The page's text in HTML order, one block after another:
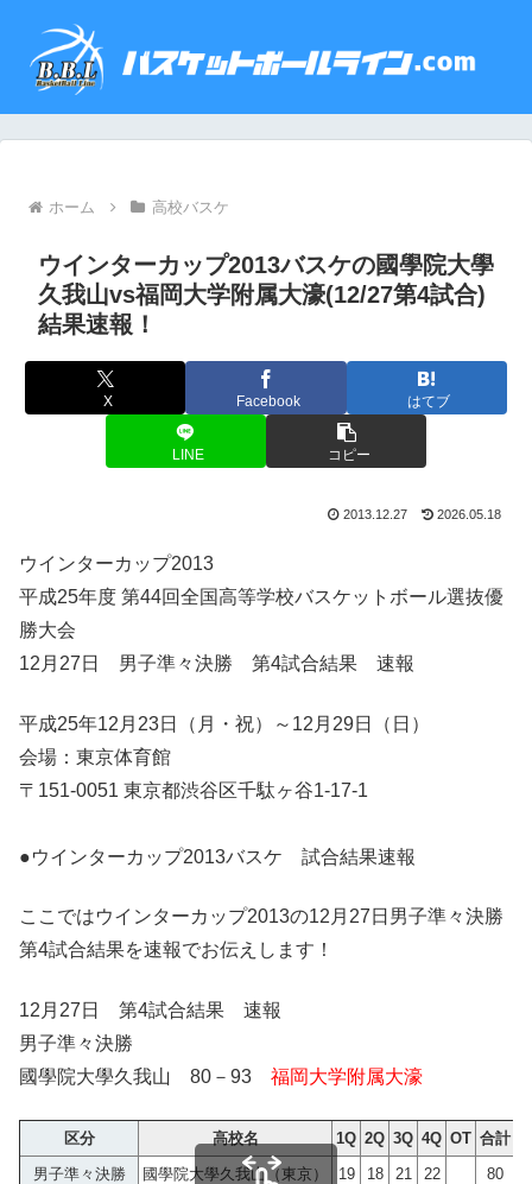
ホーム 高校バスケ
ウインターカップ2013バスケの國學院大學
久我山vs福岡大学附属大濠(12/27第4試合)
結果速報！
X Facebook はてブ
LINE コピー
2013.12.27 2026.05.18
ウインターカップ2013
平成25年度 第44回全国高等学校バスケットボール選抜優
勝大会
12月27日 男子準々決勝 第4試合結果 速報
平成25年12月23日（月・祝）～12月29日（日）
会場：東京体育館
〒151-0051 東京都渋谷区千駄ヶ谷1-17-1
●ウインターカップ2013バスケ 試合結果速報
ここではウインターカップ2013の12月27日男子準々決勝
第4試合結果を速報でお伝えします！
12月27日 第4試合結果 速報
男子準々決勝
國學院大學久我山 80－93 福岡大学附属大濠
区分 高校名 1Q 2Q 3Q 4Q OT 合計
男子準々決勝
國學院大學久我山（東京） 19 18 21 22
80